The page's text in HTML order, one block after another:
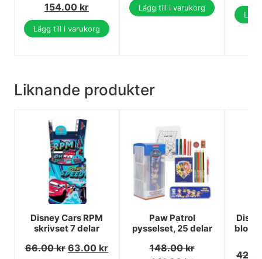
154.00 kr
Lägg till i varukorg
Lägg till i varukorg
Liknande produkter
Disney Cars RPM
skrivset 7 delar
66.00kr 63.00 kr
Paw Patrol
pysselset, 25 delar
148.00kr